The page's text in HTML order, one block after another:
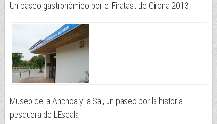
Un paseo gastronómico por el Firatast de Girona 2013
Museo de la Anchoa y la Sal, un paseo por la historia
pesquera de L'Escala